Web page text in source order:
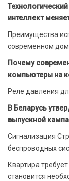
интеллект
Преимущества
современном
Почему
компьютеры на
Реле давления
В Беларусь
выпускной
Сигнализация
беспроводных
Квартира
становится